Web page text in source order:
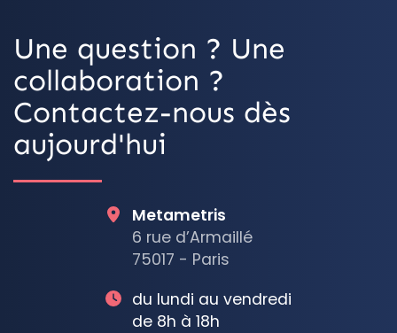
Une question ? Une
collaboration ?
Contactez-nous dès
aujourd'hui
Metametris
6 rue d’Armaillé
75017 - Paris
du lundi au vendredi
de 8h à 18h